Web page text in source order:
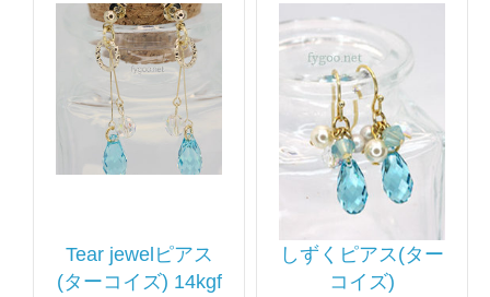
Tear jewelピアス
(ターコイズ) 14kgf
しずくピアス(ター
コイズ)